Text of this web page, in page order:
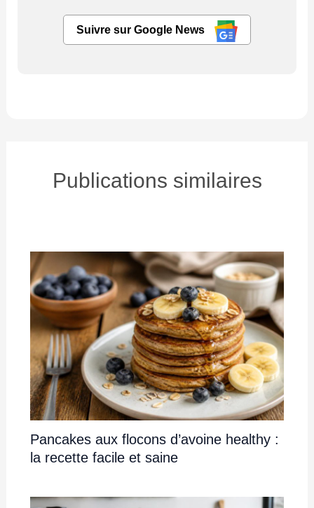
Suivre sur Google News
Publications similaires
Pancakes aux flocons d’avoine healthy :
la recette facile et saine